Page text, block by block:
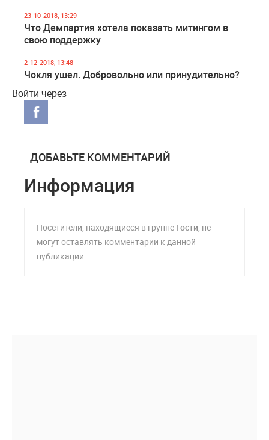
23-10-2018, 13:29
Что Демпартия хотела показать митингом в
свою поддержку
2-12-2018, 13:48
Чокля ушел. Добровольно или принудительно?
Войти через
ДОБАВЬТЕ КОММЕНТАРИЙ
Информация
Посетители, находящиеся в группе Гости, не
могут оставлять комментарии к данной
публикации.